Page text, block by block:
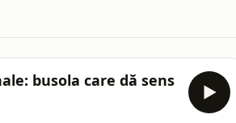
busola care dă sens